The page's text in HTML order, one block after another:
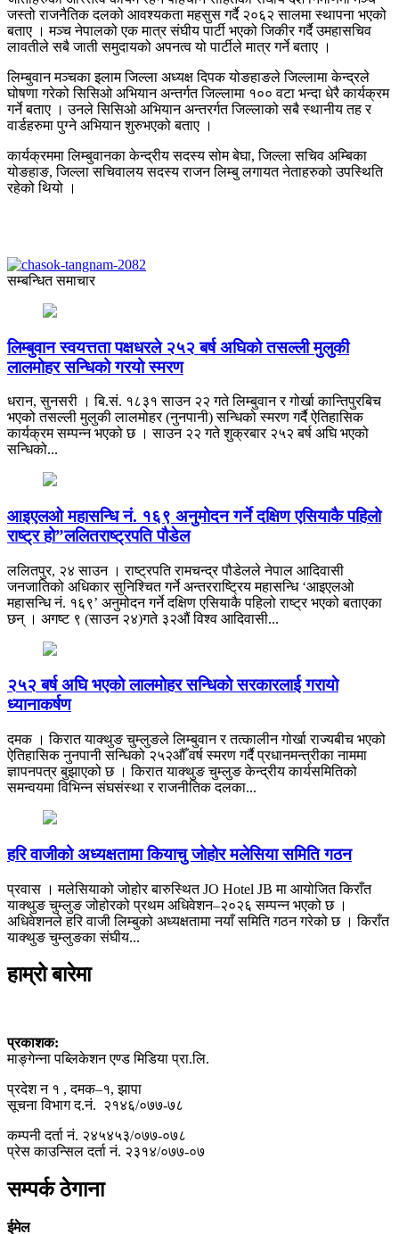
जस्तो राजनैतिक दलको आवश्यकता महसुस गर्दै २०६२ सालमा स्थापना भएको
बताए । मञ्च नेपालको एक मात्र संघीय पार्टी भएको जिकीर गर्दै उमहासचिव
लावतीले सबै जाती समुदायको अपनत्व यो पार्टीले मात्र गर्ने बताए ।
लिम्बुवान मञ्चका इलाम जिल्ला अध्यक्ष दिपक योङहाङले जिल्लामा केन्द्रले
घोषणा गरेको सिसिओ अभियान अन्तर्गत जिल्लामा १०० वटा भन्दा धेरै कार्यक्रम
गर्ने बताए । उनले सिसिओ अभियान अन्तरर्गत जिल्लाको सबै स्थानीय तह र
वार्डहरुमा पुग्ने अभियान शुरुभएको बताए ।
कार्यक्रममा लिम्बुवानका केन्द्रीय सदस्य सोम बेघा, जिल्ला सचिव अम्बिका
योङहाङ, जिल्ला सचिवालय सदस्य राजन लिम्बु लगायत नेताहरुको उपस्थिति
रहेको थियो ।
सम्बन्धित समाचार
लिम्बुवान स्वयत्तता पक्षधरले २५२ बर्ष अघिको तसल्ली मुलुकी
लालमोहर सन्धिको गरयो स्मरण
धरान, सुनसरी । बि.सं. १८३१ साउन २२ गते लिम्बुवान र गोर्खा कान्तिपुरबिच
भएको तसल्ली मुलुकी लालमोहर (नुनपानी) सन्धिको स्मरण गर्दै ऐतिहासिक
कार्यक्रम सम्पन्न भएको छ । साउन २२ गते शुक्रबार २५२ बर्ष अघि भएको
सन्धिको...
आइएलओ महासन्धि नं. १६९ अनुमोदन गर्ने दक्षिण एसियाकै पहिलो
राष्ट्र हो”ललितराष्ट्रपति पौडेल
ललितपुर, २४ साउन । राष्ट्रपति रामचन्द्र पौडेलले नेपाल आदिवासी
जनजातिको अधिकार सुनिश्चित गर्ने अन्तरराष्ट्रिय महासन्धि ‘आइएलओ
महासन्धि नं. १६९’ अनुमोदन गर्ने दक्षिण एसियाकै पहिलो राष्ट्र भएको बताएका
छन् । अगष्ट ९ (साउन २४)गते ३२औं विश्व आदिवासी...
२५२ बर्ष अघि भएकाे लालमाेहर सन्धिकाे सरकारलाई गरायाे
ध्यानाकर्षण
दमक । किरात याक्थुङ चुम्लुङले लिम्बुवान र तत्कालीन गोर्खा राज्यबीच भएको
ऐतिहासिक नुनपानी सन्धिको २५२औँ वर्ष स्मरण गर्दै प्रधानमन्त्रीका नाममा
ज्ञापनपत्र बुझाएको छ । किरात याक्थुङ चुम्लुङ केन्द्रीय कार्यसमितिको
समन्वयमा विभिन्न संघसंस्था र राजनीतिक दलका...
हरि वाजीको अध्यक्षतामा कियाचु जोहोर मलेसिया समिति गठन
प्रवास । मलेसियाको जोहोर बारुस्थित JO Hotel JB मा आयोजित किराँत
याक्थुङ चुम्लुङ जोहोरको प्रथम अधिवेशन–२०२६ सम्पन्न भएको छ ।
अधिवेशनले हरि वाजी लिम्बुको अध्यक्षतामा नयाँ समिति गठन गरेको छ । किराँत
याक्थुङ चुम्लुङका संघीय...
हाम्रो बारेमा
प्रकाशक:
माङ्गेन्ना पब्लिकेशन एण्ड मिडिया प्रा.लि.
प्रदेश न १ , दमक–१, झापा
सूचना विभाग द.नं. २१४६/०७७-७८
कम्पनी दर्ता नं. २४५४५३/०७७-०७८
प्रेस काउन्सिल दर्ता नं. २३१४/०७७-०७
सम्पर्क ठेगाना
ईमेल